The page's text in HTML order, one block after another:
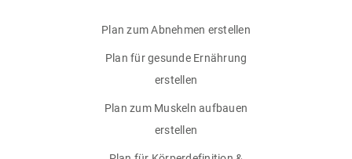
Plan zum Abnehmen erstellen
Plan für gesunde Ernährung
erstellen
Plan zum Muskeln aufbauen
erstellen